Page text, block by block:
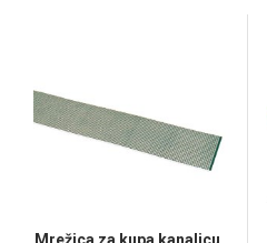
Mrežica za kupa kanalicu